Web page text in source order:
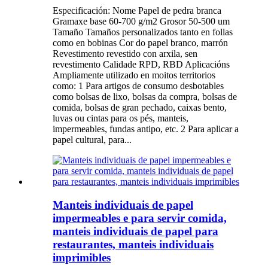
Especificación: Nome Papel de pedra branca
Gramaxe base 60-700 g/m2 Grosor 50-500 um
Tamaño Tamaños personalizados tanto en follas
como en bobinas Cor do papel branco, marrón
Revestimento revestido con arxila, sen
revestimento Calidade RPD, RBD Aplicacións
Ampliamente utilizado en moitos territorios
como: 1 Para artigos de consumo desbotables
como bolsas de lixo, bolsas da compra, bolsas de
comida, bolsas de gran pechado, caixas bento,
luvas ou cintas para os pés, manteis,
impermeables, fundas antipo, etc. 2 Para aplicar a
papel cultural, para...
Manteis individuais de papel
impermeables e para servir comida,
manteis individuais de papel para
restaurantes, manteis individuais
imprimibles